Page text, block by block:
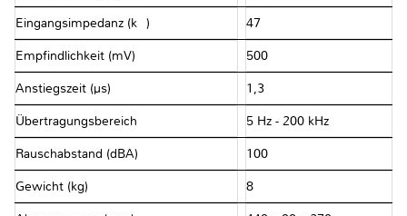
Eingangsimpedanz (kΩ) 47
Empfindlichkeit (mV) 500
Anstiegszeit (µs) 1,3
Übertragungsbereich 5 Hz - 200 kHz
Rauschabstand (dBA) 100
Gewicht (kg) 8